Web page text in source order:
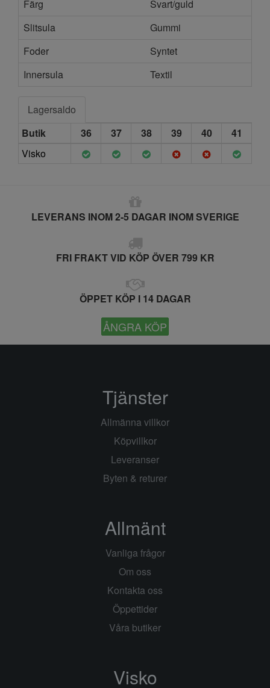
Färg
Svart/guld
Slitsula
Gummi
Foder
Syntet
Innersula
Textil
Lagersaldo
Butik
36 37 38 39 40
41
Visko
LEVERANS INOM 2-5 DAGAR INOM SVERIGE
FRI FRAKT VID KÖP ÖVER 799 KR
ÖPPET KÖP I 14 DAGAR
ÅNGRA KÖP
Tjänster
Allmänna villkor
Köpvillkor
Leveranser
Byten & returer
Allmänt
Vanliga frågor
Om oss
Kontakta oss
Öppettider
Våra butiker
Visko